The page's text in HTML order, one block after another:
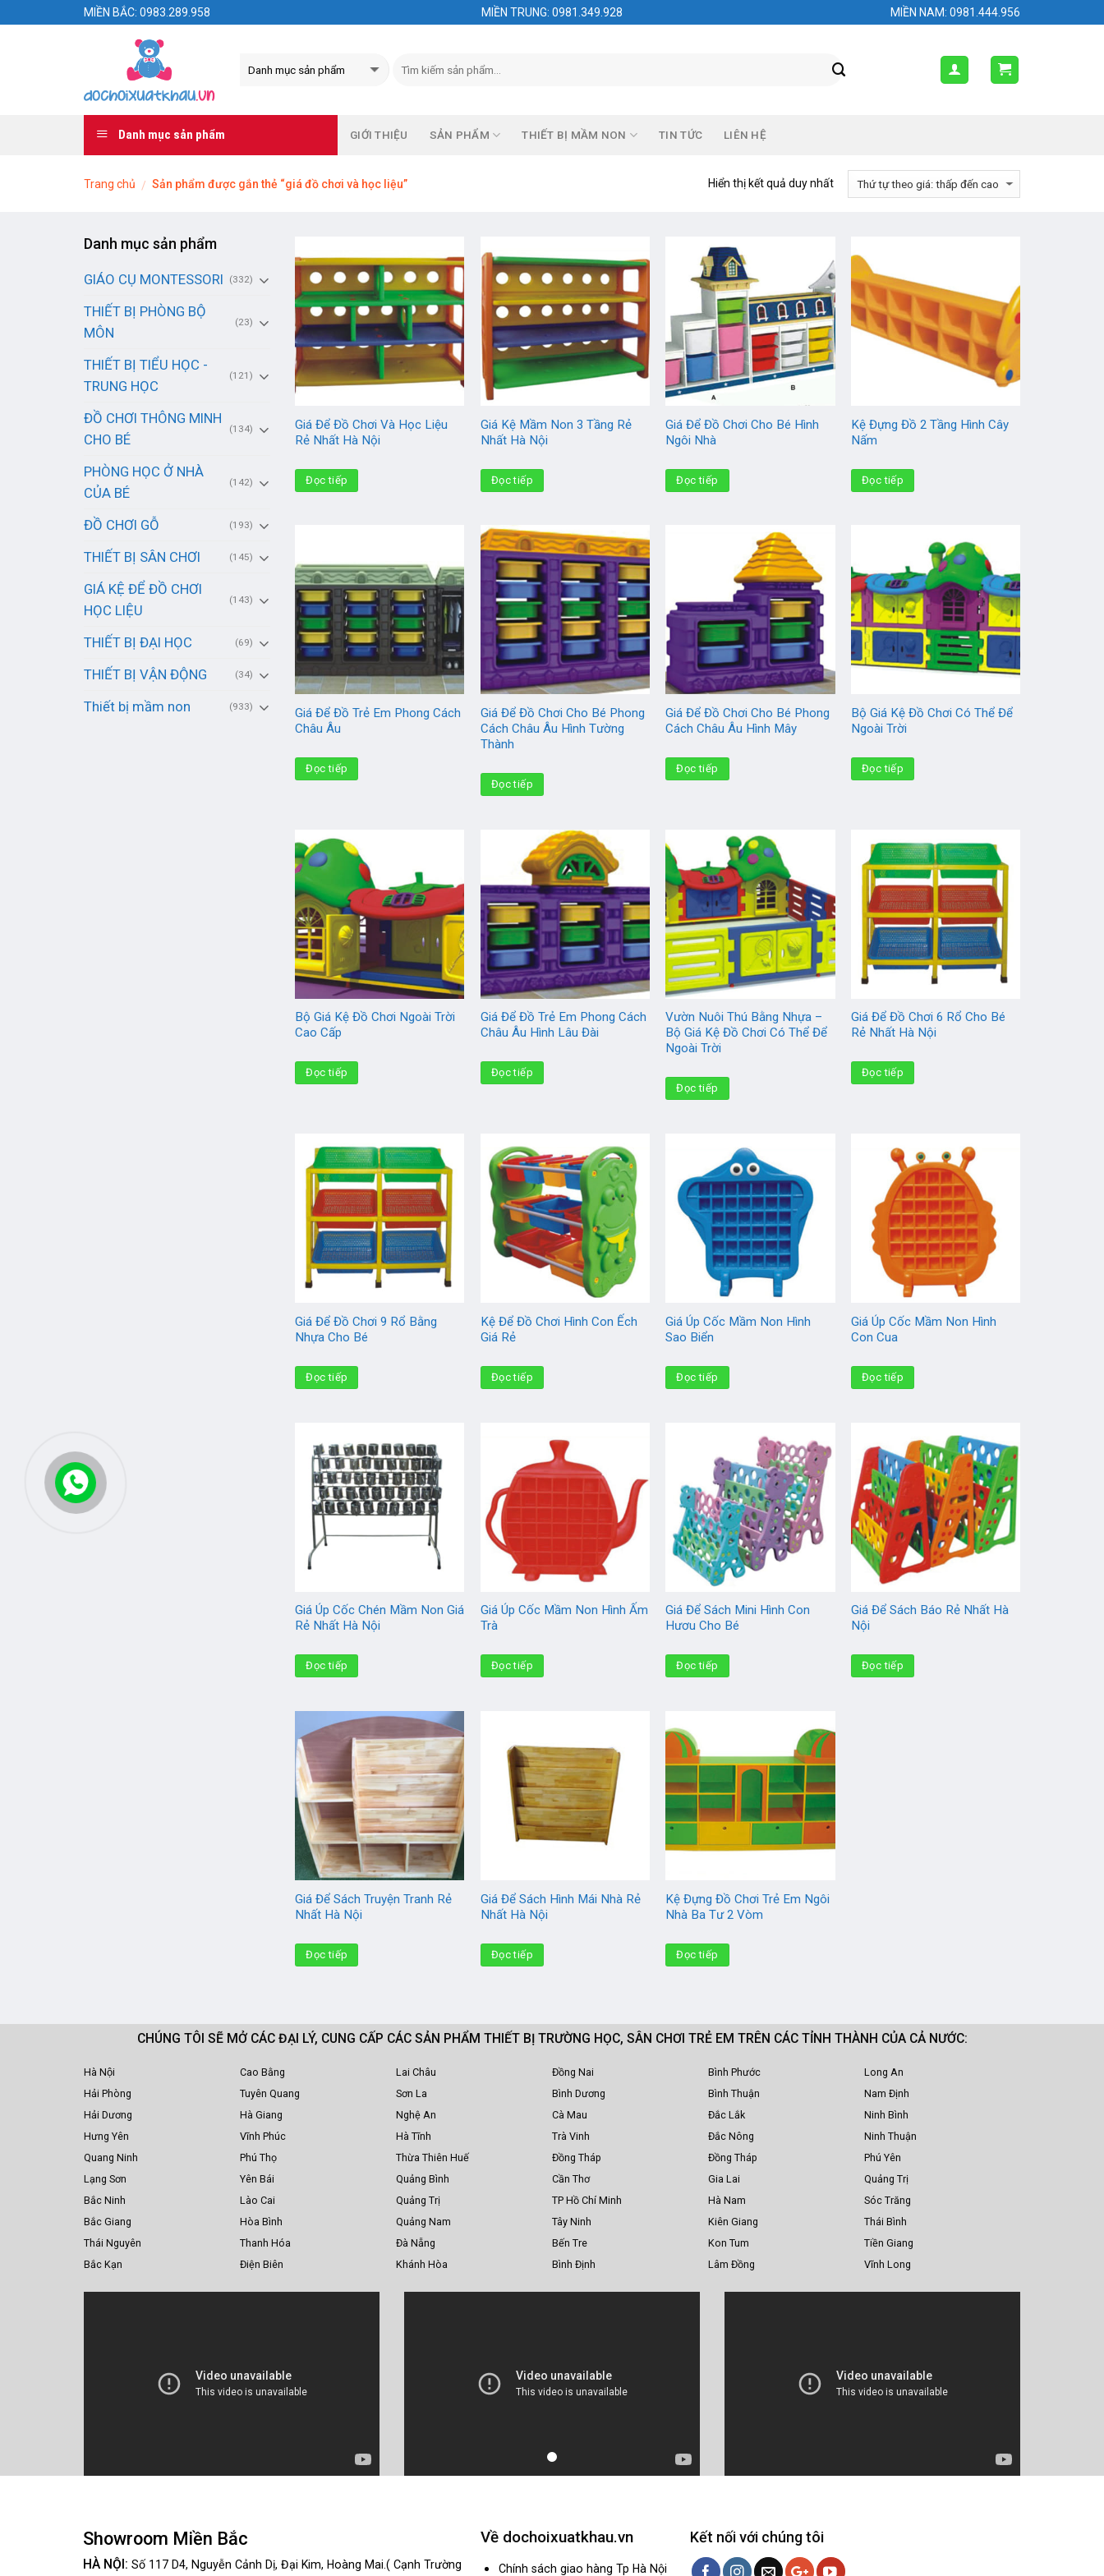
MIỀN BẮC: 0983.289.958 MIỀN TRUNG: 0981.349.928 MIỀN NAM: 0981.444.956
Danh mục sản phẩm GIỚI THIỆU SẢN PHẨM THIẾT BỊ MẦM NON TIN TỨC LIÊN HỆ
Trang chủ / Sản phẩm được gắn thẻ “giá đồ chơi và học liệu” Hiển thị kết quả duy nhất
Danh mục sản phẩm
GIÁO CỤ MONTESSORI (332)
THIẾT BỊ PHÒNG BỘ
MÔN
(23)
THIẾT BỊ TIỂU HỌC -
TRUNG HỌC
(121)
ĐỒ CHƠI THÔNG MINH
CHO BÉ
(134)
PHÒNG HỌC Ở NHÀ
CỦA BÉ
(142)
ĐỒ CHƠI GỖ (193)
THIẾT BỊ SÂN CHƠI (145)
GIÁ KỆ ĐỂ ĐỒ CHƠI
HỌC LIỆU
(143)
THIẾT BỊ ĐẠI HỌC (69)
THIẾT BỊ VẬN ĐỘNG (34)
Thiết bị mầm non (933)
Giá Để Đồ Chơi Và Học Liệu
Rẻ Nhất Hà Nội
Đọc tiếp
Giá Kệ Mầm Non 3 Tầng Rẻ
Nhất Hà Nội
Đọc tiếp
Giá Để Đồ Chơi Cho Bé Hình
Ngôi Nhà
Đọc tiếp
Kệ Đựng Đồ 2 Tầng Hình Cây
Nấm
Đọc tiếp
Giá Để Đồ Trẻ Em Phong Cách
Châu Âu
Đọc tiếp
Giá Để Đồ Chơi Cho Bé Phong
Cách Châu Âu Hình Tường
Thành
Đọc tiếp
Giá Để Đồ Chơi Cho Bé Phong
Cách Châu Âu Hình Mây
Đọc tiếp
Bộ Giá Kệ Đồ Chơi Có Thể Để
Ngoài Trời
Đọc tiếp
Bộ Giá Kệ Đồ Chơi Ngoài Trời
Cao Cấp
Đọc tiếp
Giá Để Đồ Trẻ Em Phong Cách
Châu Âu Hình Lâu Đài
Đọc tiếp
Vườn Nuôi Thú Bằng Nhựa –
Bộ Giá Kệ Đồ Chơi Có Thể Để
Ngoài Trời
Đọc tiếp
Giá Để Đồ Chơi 6 Rổ Cho Bé
Rẻ Nhất Hà Nội
Đọc tiếp
Giá Để Đồ Chơi 9 Rổ Bằng
Nhựa Cho Bé
Đọc tiếp
Kệ Để Đồ Chơi Hình Con Ếch
Giá Rẻ
Đọc tiếp
Giá Úp Cốc Mầm Non Hình
Sao Biển
Đọc tiếp
Giá Úp Cốc Mầm Non Hình
Con Cua
Đọc tiếp
Giá Úp Cốc Chén Mầm Non Giá
Rẻ Nhất Hà Nội
Đọc tiếp
Giá Úp Cốc Mầm Non Hình Ấm
Trà
Đọc tiếp
Giá Để Sách Mini Hình Con
Hươu Cho Bé
Đọc tiếp
Giá Để Sách Báo Rẻ Nhất Hà
Nội
Đọc tiếp
Giá Để Sách Truyện Tranh Rẻ
Nhất Hà Nội
Đọc tiếp
Giá Để Sách Hình Mái Nhà Rẻ
Nhất Hà Nội
Đọc tiếp
Kệ Đựng Đồ Chơi Trẻ Em Ngôi
Nhà Ba Tư 2 Vòm
Đọc tiếp
CHÚNG TÔI SẼ MỞ CÁC ĐẠI LÝ, CUNG CẤP CÁC SẢN PHẨM THIẾT BỊ TRƯỜNG HỌC, SÂN CHƠI TRẺ EM TRÊN CÁC TỈNH THÀNH CỦA CẢ NƯỚC:
Hà Nội
Hải Phòng
Hải Dương
Hưng Yên
Quang Ninh
Lạng Sơn
Bắc Ninh
Bắc Giang
Thái Nguyên
Bắc Kạn
Cao Bằng
Tuyên Quang
Hà Giang
Vĩnh Phúc
Phú Thọ
Yên Bái
Lào Cai
Hòa Bình
Thanh Hóa
Điện Biên
Lai Châu
Sơn La
Nghệ An
Hà Tĩnh
Thừa Thiên Huế
Quảng Bình
Quảng Trị
Quảng Nam
Đà Nẵng
Khánh Hòa
Đồng Nai
Bình Dương
Cà Mau
Trà Vinh
Đồng Tháp
Cần Thơ
TP Hồ Chí Minh
Tây Ninh
Bến Tre
Bình Định
Bình Phước
Bình Thuận
Đắc Lắk
Đắc Nông
Đồng Tháp
Gia Lai
Hà Nam
Kiên Giang
Kon Tum
Lâm Đồng
Long An
Nam Định
Ninh Bình
Ninh Thuận
Phú Yên
Quảng Trị
Sóc Trăng
Thái Bình
Tiền Giang
Vĩnh Long
Showroom Miền Bắc
HÀ NỘI: Số 117 D4, Nguyễn Cảnh Dị, Đại Kim, Hoàng Mai.( Cạnh Trường
Về dochoixuatkhau.vn
Chính sách giao hàng Tp Hà Nội
Kết nối với chúng tôi